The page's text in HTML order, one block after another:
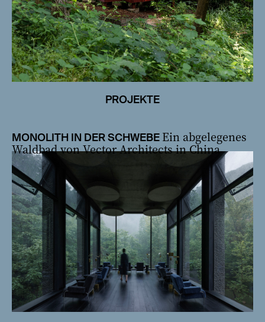
PROJEKTE
MONOLITH IN DER SCHWEBE Ein abgelegenes
Waldbad von Vector Architects in China